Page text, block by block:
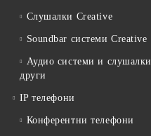
Слушалки Creative
Soundbar системи Creative
Аудио системи и слушалки
други
IP телефони
Конферентни телефони